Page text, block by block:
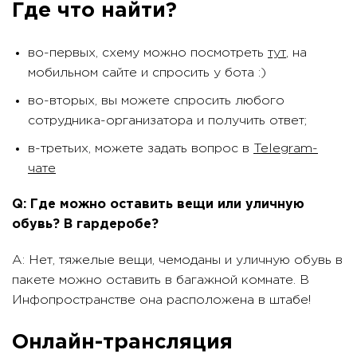
Где что найти?
во-первых, схему можно посмотреть тут , на
мобильном сайте и спросить у бота :)
во-вторых, вы можете спросить любого
сотрудника-организатора и получить ответ;
в-третьих, можете задать вопрос в
Telegram-
чате
Q: Где можно оставить вещи или уличную
обувь? В гардеробе?
A: Нет, тяжелые вещи, чемоданы и уличную обувь в
пакете можно оставить в багажной комнате. В
Инфопространстве она расположена в штабе!
Онлайн-трансляция